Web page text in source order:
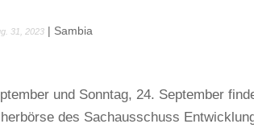
31, 2023 | Sambia
und Sonntag, 24. September
des Sachausschuss